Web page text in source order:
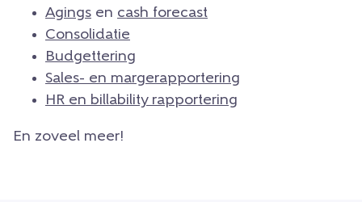
Agings en cash forecast
Consolidatie
Budgettering
Sales- en margerapportering
HR en billability rapportering
En zoveel meer!